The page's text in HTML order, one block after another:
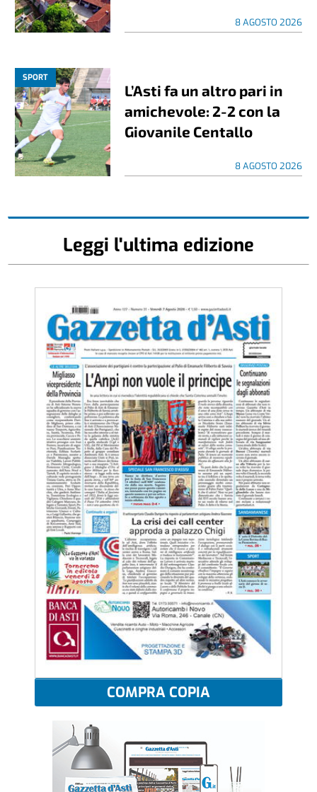
8 AGOSTO 2026
SPORT
L’Asti fa un altro pari in
amichevole: 2-2 con la
Giovanile Centallo
8 AGOSTO 2026
Leggi l'ultima edizione
COMPRA COPIA